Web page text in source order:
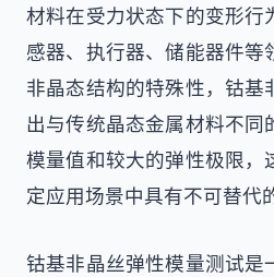
材料在受力状态下的变形行
感器、执行器、储能器件等
非晶态结构的特殊性，钴基
出与传统晶态金属材料不同
模量值和较大的弹性极限，
定应用场景中具有不可替代
钴基非晶丝弹性模量测试是